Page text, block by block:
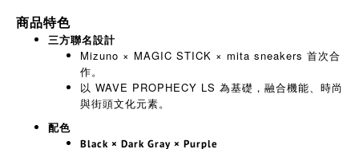
商品特色
三方聯名設計
Mizuno × MAGIC STICK × mita sneakers 首次合
作。
以 WAVE PROPHECY LS 為基礎，融合機能、時尚
與街頭文化元素。
配色
Black × Dark Gray × Purple